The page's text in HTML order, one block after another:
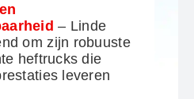
– Linde
om zijn robuuste
heftrucks die
leveren